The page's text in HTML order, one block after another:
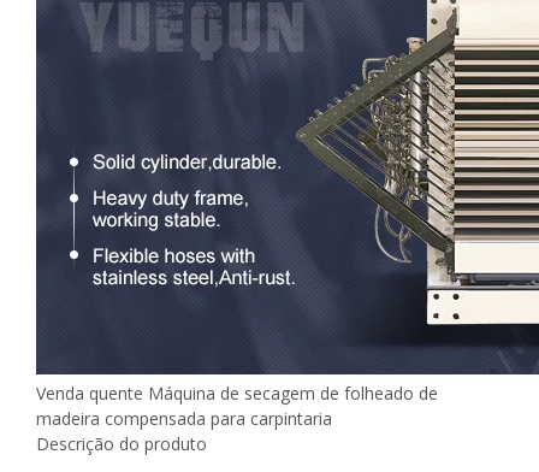
Venda quente Máquina de secagem de folheado de
madeira compensada para carpintaria
Descrição do produto